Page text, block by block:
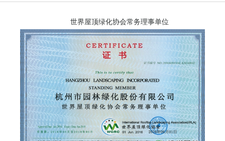
世界屋顶绿化协会常务理事单位